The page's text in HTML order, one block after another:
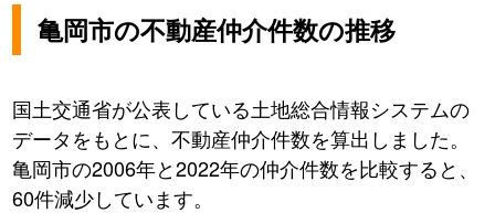
亀岡市の不動産仲介件数の推移
国土交通省が公表している土地総合情報システムの
データをもとに、不動産仲介件数を算出しました。
亀岡市の2006年と2022年の仲介件数を比較すると、
60件減少しています。